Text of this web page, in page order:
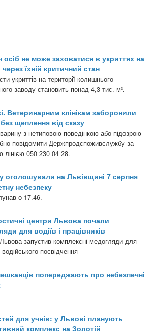
не може заховатися в укриттях на
їхній критичний стан
укриттів на території колишнього
заводу становить понад 4,3 тис. м².
Ветеринарним клінікам заборонили
щеплення від сказу
з нетиповою поведінкою або підозрою
повідомити Держпродспоживслужбу за
лінією 050 230 04 28.
оголошували на Львівщині 7 серпня
небезпеку
о 17.46.
центри Львова почали
для водіїв і працівників
запустив комплексні медогляди для
посвідчення
попереджають про небезпечні
для учнів: у Львові планують
комплекс на Золотій